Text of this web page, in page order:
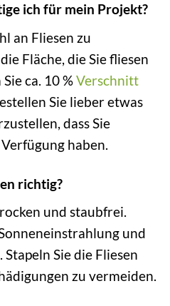
ich für mein Projekt?
an Fliesen zu
Fläche, die Sie fliesen
ca. 10 %Verschnitt
Sie lieber etwas
dass Sie
haben.
richtig?
und staubfrei.
und
Sie die Fliesen
zu vermeiden.